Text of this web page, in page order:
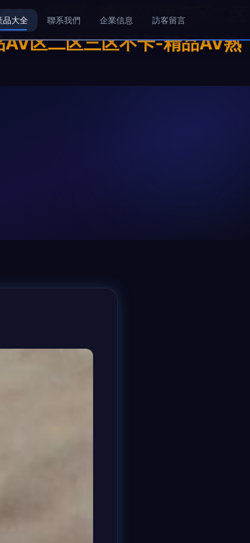
巨乳-精品AV国产区二区
区二区三区不卡-精品AV熟
品大全 聯系我們 企業信息 訪客留言